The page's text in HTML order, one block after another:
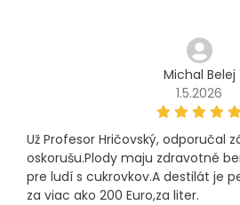
Michal Belej
1.5.2026
Už Profesor Hričovský, odporučal
oskorušu.Plody maju zdravotné
pre ludí s cukrovkov.A destilát je
za viac ako 200 Euro,za liter.